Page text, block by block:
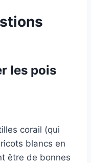
les pois
corail (qui
blancs en
être de bonnes